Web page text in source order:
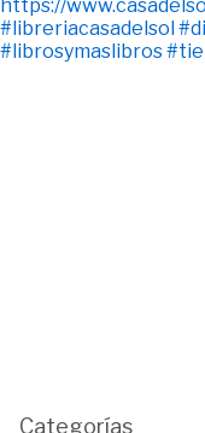
Categorías